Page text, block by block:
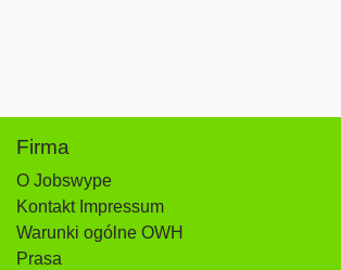
Firma
O Jobswype
Kontakt Impressum
Warunki ogólne OWH
Prasa